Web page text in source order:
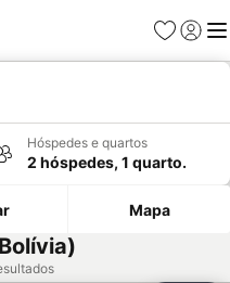
Favoritos
Iniciar
Hóspedes e quartos
2 hóspedes, 1 quarto.
Mapa